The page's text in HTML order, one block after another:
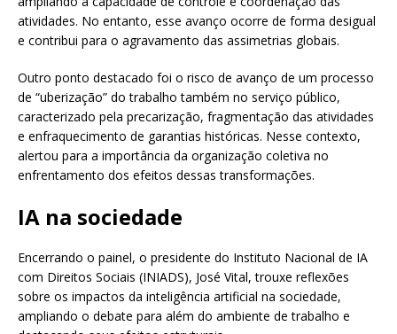
atividades. No entanto, esse avanço ocorre de forma desigual
e contribui para o agravamento das assimetrias globais.
Outro ponto destacado foi o risco de avanço de um processo
de “uberização” do trabalho também no serviço público,
caracterizado pela precarização, fragmentação das atividades
e enfraquecimento de garantias históricas. Nesse contexto,
alertou para a importância da organização coletiva no
enfrentamento dos efeitos dessas transformações.
IA na sociedade
Encerrando o painel, o presidente do Instituto Nacional de IA
com Direitos Sociais (INIADS), José Vital, trouxe reflexões
sobre os impactos da inteligência artificial na sociedade,
ampliando o debate para além do ambiente de trabalho e